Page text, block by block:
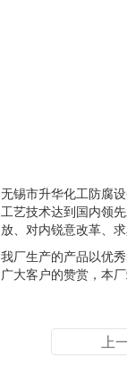
无锡市升华化工防腐
工艺技术达到国内领
放、对内锐意改革、
我厂生产的产品以优
广大客户的赞赏，本
上